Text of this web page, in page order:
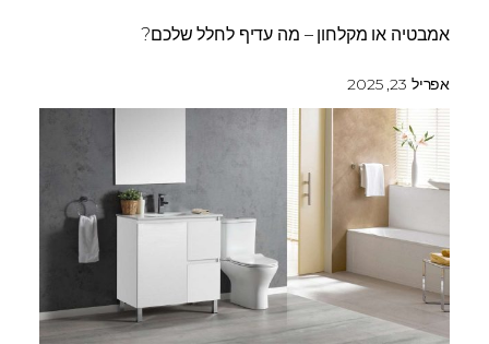
אמבטיה או מקלחון – מה עדיף לחלל שלכם?
אפריל 23, 2025